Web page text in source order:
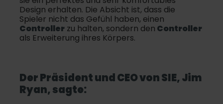
Design erhalten. Die Absicht ist, dass die
Spieler nicht das Gefühl haben, einen
Controller zu halten, sondern den Controller
als Erweiterung ihres Körpers.
Der Präsident und CEO von SIE, Jim
Ryan, sagte: